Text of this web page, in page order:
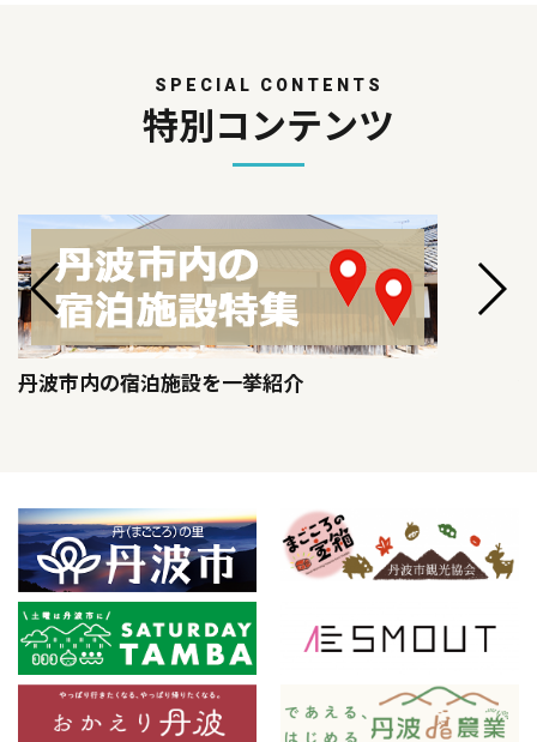
SPECIAL CONTENTS
特別コンテンツ
丹波市内の宿泊施設を一挙紹介